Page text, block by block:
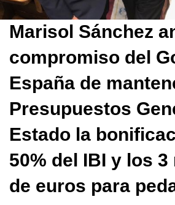
Marisol Sánchez
compromiso del
España de
Presupuestos
Estado la
50% del IBI y los
de euros para